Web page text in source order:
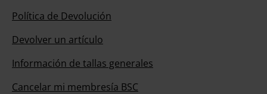
Política de Devolución
Devolver un artículo
Información de tallas generales
Cancelar mi membresía BSC